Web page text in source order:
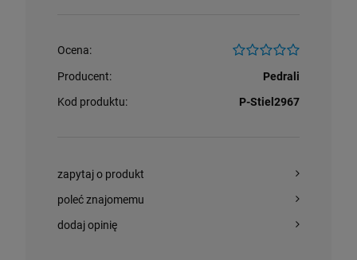
Ocena:
Producent:
Pedrali
Kod produktu:
P-Stiel2967
zapytaj o produkt
poleć znajomemu
dodaj opinię